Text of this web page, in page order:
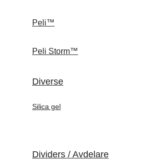
Peli™
Peli Storm™
Diverse
Silica gel
Dividers / Avdelare